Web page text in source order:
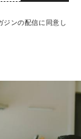
ジンの配信に同意し